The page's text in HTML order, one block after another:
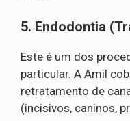
5. Endodontia
Este é um dos
particular. A Amil
retratamento de
(incisivos, caninos,